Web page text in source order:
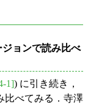
ジョンで読み比べ
1]) に引き続き，
比べてみる．寺澤